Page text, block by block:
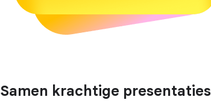
Samen krachtige